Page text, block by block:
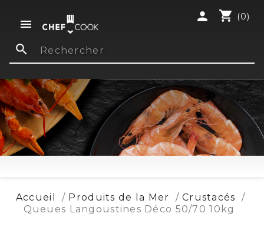

shopping_cart (0)
person
search
Accueil Produits de la Mer
Crustacés
Queues Langoustines Déco 50/70 10kg